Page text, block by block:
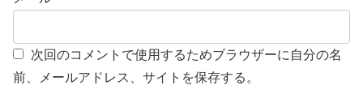
次回のコメントで使用するためブラウザーに自分の名
前、メールアドレス、サイトを保存する。